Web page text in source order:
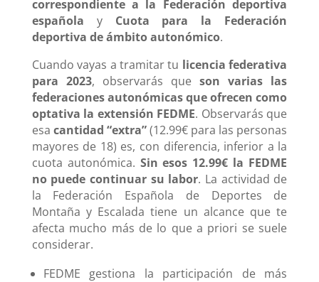
correspondiente a la Federación deportiva
española y Cuota para la Federación
deportiva de ámbito autonómico.
Cuando vayas a tramitar tu licencia federativa
para 2023, observarás queson varias las
federaciones autonómicas que ofrecen como
optativa la extensión FEDME. Observarás que
esa cantidad “extra”(12.99€ para las personas
mayores de 18) es, con diferencia, inferior a la
cuota autonómica. Sin esos 12.99€ la FEDME
no puede continuar su labor. La actividad de
la Federación Española de Deportes de
Montaña y Escalada tiene un alcance que te
afecta mucho más de lo que a priori se suele
considerar.
FEDME gestiona la participación de más